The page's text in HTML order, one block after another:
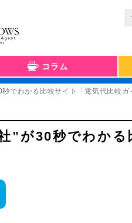
コラム
でわかる比較サイト「電気代比較ガ
”が30秒でわかる